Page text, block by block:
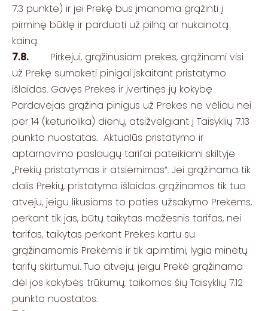
7.3 punkte) ir jei Prekę bus įmanoma grąžinti į
pirminę būklę ir parduoti už pilną ar nukainotą
kainą.
7.8. Pirkėjui, grąžinusiam prekes, grąžinami visi
už Prekę sumokėti pinigai įskaitant pristatymo
išlaidas. Gavęs Prekes ir įvertinęs jų kokybę
Pardavėjas grąžina pinigus už Prekes ne vėliau nei
per 14 (keturiolika) dienų, atsižvelgiant į Taisyklių 7.13
punkto nuostatas. Aktualūs pristatymo ir
aptarnavimo paslaugų tarifai pateikiami skiltyje
„Prekių pristatymas ir atsiėmimas“. Jei grąžinama tik
dalis Prekių, pristatymo išlaidos grąžinamos tik tuo
atveju, jeigu likusioms to paties užsakymo Prekėms,
perkant tik jas, būtų taikytas mažesnis tarifas, nei
tarifas, taikytas perkant Prekes kartu su
grąžinamomis Prekėmis ir tik apimtimi, lygia minėtų
tarifų skirtumui. Tuo atveju, jeigu Prekė grąžinama
dėl jos kokybės trūkumų, taikomos šių Taisyklių 7.12
punkto nuostatos.